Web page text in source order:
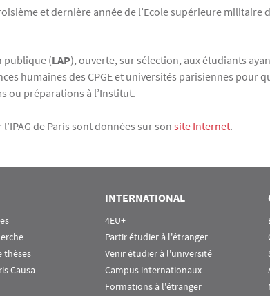
et dernière année de l’Ecole supérieure militaire
publique (LAP), ouverte, sur sélection, aux étudiants
humaines des CPGE et universités parisiennes pour
ou préparations à l’Institut.
de Paris sont données sur son site Internet.
thèses
Causa
INTERNATIONAL
4EU+
Partir étudier à l'étranger
Venir étudier à l'université
Campus internationaux
Formations à l'étranger